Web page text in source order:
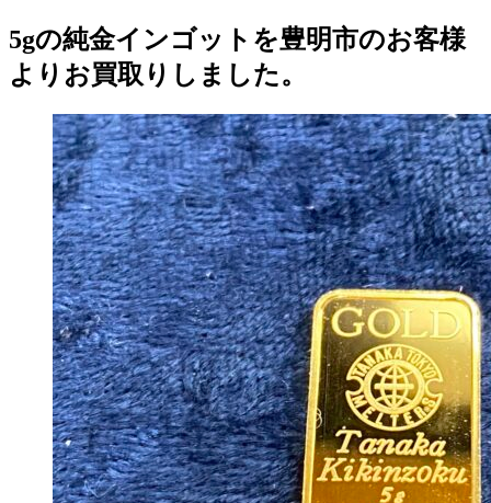
5gの純金インゴットを豊明市のお客様
よりお買取りしました。